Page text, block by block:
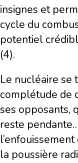
insignes et
cycle du
potentiel
(4).
Le nucléaire se
complétude de
ses opposants,
reste
la poussière